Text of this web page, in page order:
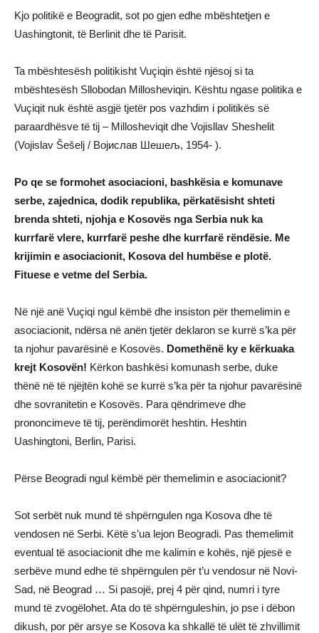
Kjo politikë e Beogradit, sot po gjen edhe mbështetjen e
Uashingtonit, të Berlinit dhe të Parisit.
Ta mbështesësh politikisht Vuçiqin është njësoj si ta
mbështesësh Sllobodan Millosheviqin. Kështu ngase politika e
Vuçiqit nuk është asgjë tjetër pos vazhdim i politikës së
paraardhësve të tij – Millosheviqit dhe Vojisllav Sheshelit
(Vojislav Šešelj / Војислав Шешељ, 1954- ).
Po qe se formohet asociacioni, bashkësia e komunave
serbe, zajednica, dodik republika, përkatësisht shteti
brenda shteti, njohja e Kosovës nga Serbia nuk ka
kurrfarë vlere, kurrfarë peshe dhe kurrfarë rëndësie. Me
krijimin e asociacionit, Kosova del humbëse e plotë.
Fituese e vetme del Serbia.
Në një anë Vuçiqi ngul këmbë dhe insiston për themelimin e
asociacionit, ndërsa në anën tjetër deklaron se kurrë s’ka për
ta njohur pavarësinë e Kosovës. Domethënë ky e kërkuaka
krejt Kosovën! Kërkon bashkësi komunash serbe, duke
thënë në të njëjtën kohë se kurrë s’ka për ta njohur pavarësinë
dhe sovranitetin e Kosovës. Para qëndrimeve dhe
prononcimeve të tij, perëndimorët heshtin. Heshtin
Uashingtoni, Berlin, Parisi.
Përse Beogradi ngul këmbë për themelimin e asociacionit?
Sot serbët nuk mund të shpërngulen nga Kosova dhe të
vendosen në Serbi. Këtë s’ua lejon Beogradi. Pas themelimit
eventual të asociacionit dhe me kalimin e kohës, një pjesë e
serbëve mund edhe të shpërngulen për t’u vendosur në Novi-
Sad, në Beograd … Si pasojë, prej 4 për qind, numri i tyre
mund të zvogëlohet. Ata do të shpërnguleshin, jo pse i dëbon
dikush, por për arsye se Kosova ka shkallë të ulët të zhvillimit